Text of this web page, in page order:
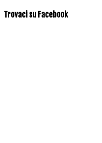
Trovaci su Facebook